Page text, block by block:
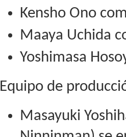
Kensho Ono
Maaya Uchida
Yoshimasa
Equipo de
Masayuki